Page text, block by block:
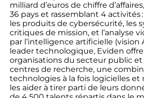
milliard d’euros de chiffre
36 pays et rassemblant 4 activités
les produits de cybersécurité, les
critiques de mission, et l’analyse
par l’intelligence artificielle (vision
leader technologique, Eviden
organisations du secteur public
centres de recherche, une
technologies à la fois logicielles
les aider à tirer parti de leurs